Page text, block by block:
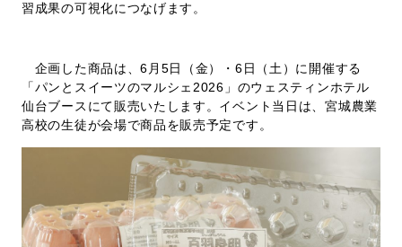
習成果の可視化につなげます。
企画した商品は、6月5日（金）・6日（土）に開催する
「パンとスイーツのマルシェ2026」のウェスティンホテル
仙台ブースにて販売いたします。イベント当日は、宮城農業
高校の生徒が会場で商品を販売予定です。